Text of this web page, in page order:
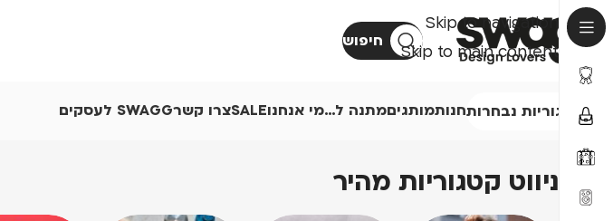
Skip to navigation
Skip to main content
חיפוש
קטגוריות נבחרותחנותמותגיםמתנה ל…מי אנחנוSALEצרו קשרSWAGG לעסקים
ניווט קטגוריות מהיר